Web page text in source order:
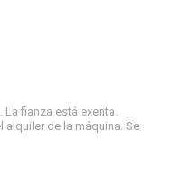
fianza está exenta.
de la máquina. Se